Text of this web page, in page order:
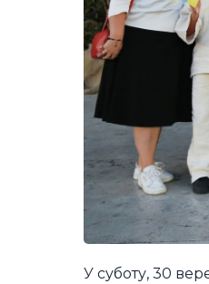
У суботу, 30